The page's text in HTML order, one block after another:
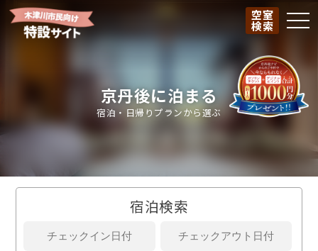
空室
検索
京丹後に泊まる
宿泊・日帰りプランから選ぶ
宿泊検索